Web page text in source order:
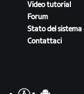
Video tutorial
Forum
Stato del sistema
Contattaci